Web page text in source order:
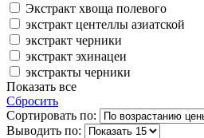
Экстракт хвоща полевого
экстракт центеллы азиатской
экстракт черники
экстракт эхинацеи
экстракты черники
Показать все
Сбросить
Сортировать по:
Выводить по: